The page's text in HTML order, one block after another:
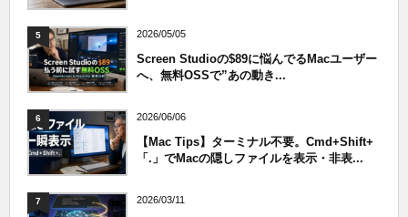
5 2026/05/05
Screen Studioの$89に悩んでるMacユーザー
へ、無料OSSで”あの動き...
6 2026/06/06
【Mac Tips】ターミナル不要。Cmd+Shift+
「.」でMacの隠しファイルを表示・非表...
7 2026/03/11